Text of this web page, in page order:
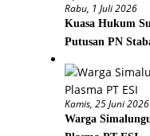
Rabu, 1 Juli 2026
Kuasa Hukum
Putusan PN
Kamis, 25 Juni 2026
Warga